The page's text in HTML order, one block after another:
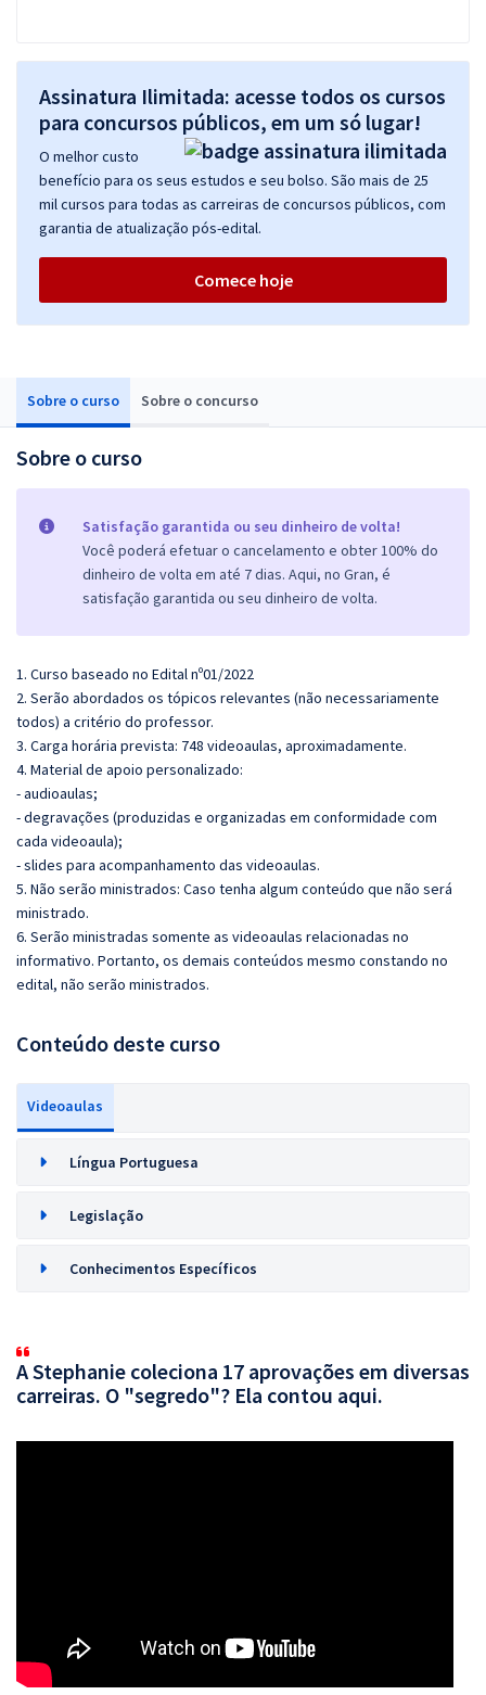
Sobre o curso Sobre o concurso
Sobre o curso
Satisfação garantida ou seu dinheiro de volta!
Você poderá efetuar o cancelamento e obter 100% do
dinheiro de volta em até 7 dias. Aqui, no Gran, é
satisfação garantida ou seu dinheiro de volta.
1. Curso baseado no Edital nº01/2022
2. Serão abordados os tópicos relevantes (não necessariamente
todos) a critério do professor.
3. Carga horária prevista: 748 videoaulas, aproximadamente.
4. Material de apoio personalizado:
- audioaulas;
- degravações (produzidas e organizadas em conformidade com
cada videoaula);
- slides para acompanhamento das videoaulas.
5. Não serão ministrados: Caso tenha algum conteúdo que não será
ministrado.
6. Serão ministradas somente as videoaulas relacionadas no
informativo. Portanto, os demais conteúdos mesmo constando no
edital, não serão ministrados.
Conteúdo deste curso
Videoaulas
Língua Portuguesa
Legislação
Conhecimentos Específicos
A Stephanie coleciona 17 aprovações em diversas
carreiras. O "segredo"? Ela contou aqui.
Assinatura Ilimitada: acesse todos os cursos
para concursos públicos, em um só lugar!
O melhor custo
benefício para os seus estudos e seu bolso. São mais de 25
mil cursos para todas as carreiras de concursos públicos, com
garantia de atualização pós-edital.
Comece hoje